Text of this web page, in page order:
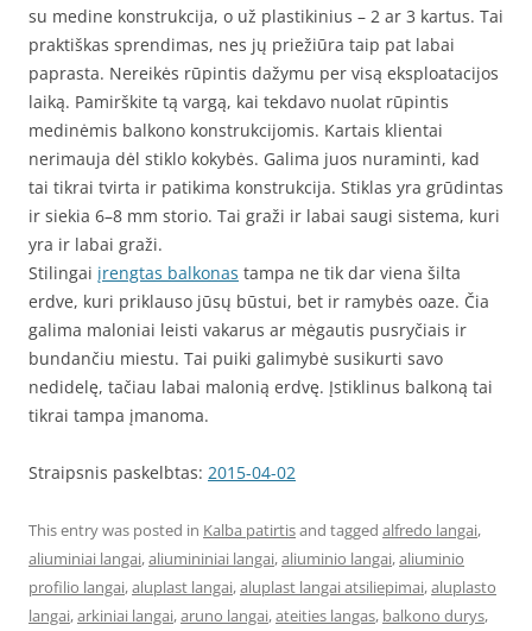
su medine konstrukcija, o už plastikinius – 2 ar 3 kartus. Tai
praktiškas sprendimas, nes jų priežiūra taip pat labai
paprasta. Nereikės rūpintis dažymu per visą eksploatacijos
laiką. Pamirškite tą vargą, kai tekdavo nuolat rūpintis
medinėmis balkono konstrukcijomis. Kartais klientai
nerimauja dėl stiklo kokybės. Galima juos nuraminti, kad
tai tikrai tvirta ir patikima konstrukcija. Stiklas yra grūdintas
ir siekia 6–8 mm storio. Tai graži ir labai saugi sistema, kuri
yra ir labai graži.
Stilingai įrengtas balkonas tampa ne tik dar viena šilta
erdve, kuri priklauso jūsų būstui, bet ir ramybės oaze. Čia
galima maloniai leisti vakarus ar mėgautis pusryčiais ir
bundančiu miestu. Tai puiki galimybė susikurti savo
nedidelę, tačiau labai malonią erdvę. Įstiklinus balkoną tai
tikrai tampa įmanoma.
Straipsnis paskelbtas: 2015-04-02
This entry was posted in Kalba patirtisand tagged alfredo langai,
aliuminiai langai,aliumininiai langai,aliuminio langai,aliuminio
profilio langai,aluplast langai,aluplast langai atsiliepimai,aluplasto
langai,arkiniai langai,aruno langai,ateities langas, balkono durys,